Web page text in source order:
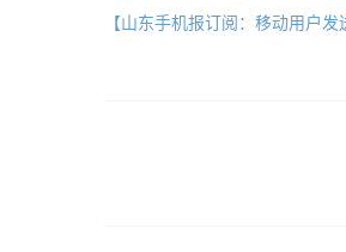
【山东手机报订阅：移动用户发